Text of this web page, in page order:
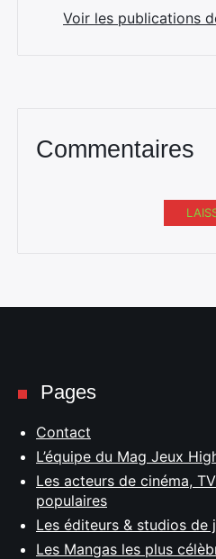
Voir les publications
Commentaires
Pages
Contact
L’équipe du Mag Jeux
Les acteurs de cinéma,
populaires
Les éditeurs & studios de
Les Mangas les plus